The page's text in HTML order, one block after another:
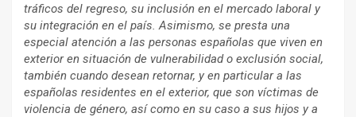
tráficos del regreso, su inclusión en el mercado laboral y
su integración en el país. Asimismo, se presta una
especial atención a las personas españolas que viven en
exterior en situación de vulnerabilidad o exclusión social,
también cuando desean retornar, y en particular a las
españolas residentes en el exterior, que son víctimas de
violencia de género, así como en su caso a sus hijos y a